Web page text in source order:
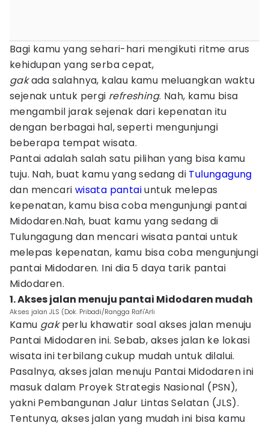
Bagi kamu yang sehari-hari mengikuti ritme arus
kehidupan yang serba cepat,
gakada salahnya, kalau kamu meluangkan waktu
sejenak untuk pergi refreshing. Nah, kamu bisa
mengambil jarak sejenak dari kepenatan itu
dengan berbagai hal, seperti mengunjungi
beberapa tempat wisata.
Pantai adalah salah satu pilihan yang bisa kamu
tuju. Nah, buat kamu yang sedang di Tulungagung
dan mencari wisata pantaiuntuk melepas
kepenatan, kamu bisa coba mengunjungi pantai
Midodaren.Nah, buat kamu yang sedang di
Tulungagung dan mencari wisata pantai untuk
melepas kepenatan, kamu bisa coba mengunjungi
pantai Midodaren. Ini dia 5 daya tarik pantai
Midodaren.
1. Akses jalan menuju pantai Midodaren mudah
Akses jalan JLS (Dok. Pribadi/Rangga Rafi'Arli
Kamu gakperlu khawatir soal akses jalan menuju
Pantai Midodaren ini. Sebab, akses jalan ke lokasi
wisata ini terbilang cukup mudah untuk dilalui.
Pasalnya, akses jalan menuju Pantai Midodaren ini
masuk dalam Proyek Strategis Nasional (PSN),
yakni Pembangunan Jalur Lintas Selatan (JLS).
Tentunya, akses jalan yang mudah ini bisa kamu